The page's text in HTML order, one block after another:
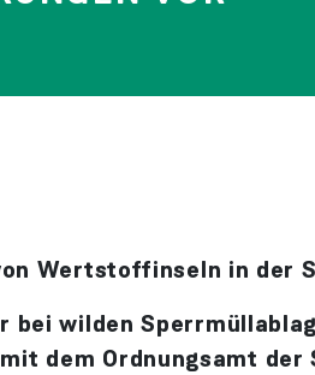
Wertstoffinseln in der
bei wilden
dem Ordnungsamt der